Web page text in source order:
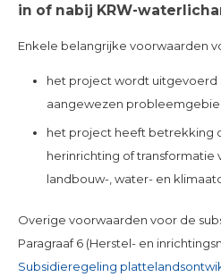
in of nabij KRW-
Enkele belangrijke voorwaarden
het project wordt uitgevoerd
aangewezen
het project heeft betrekking
herinrichting of transformatie
landbouw-, water- en
Overige voorwaarden voor de
Paragraaf 6 (Herstel- en
Subsidieregeling